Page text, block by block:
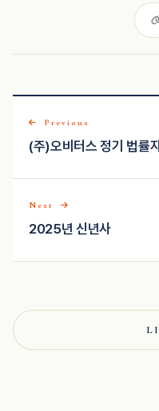
Previous
(주)오비터스 정기 법률
Next
2025년 신년사